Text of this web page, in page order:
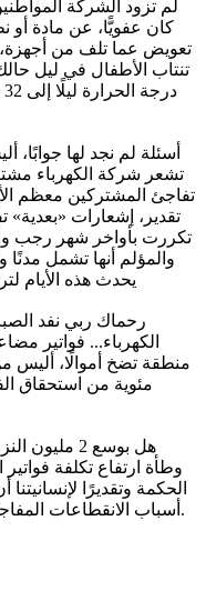
لم تزود الشركة
كان عفويًّا، عن مادة أو
تعويض عما تلف من
تنتاب الأطفال في ليل
أسئلة لم نجد لها
تشعر شركة الكهرباء
تفاجئ المشتركين معظم
تقدير، إشعارات «بعدية»
تكررت بأواخر شهر رجب
والمؤلم أنها تشمل
يحدث هذه الأيام
الكهرباء... فواتير
منطقة تضخ أموالًا، أليس
مئوية من استحقاق
هل بوسع 2
وطأة ارتفاع تكلفة
الحكمة وتقديرًا
أسباب الانقطاعات المفاجئة، وباعتقادي أن الأجدى أن نلجأ للقضاء.